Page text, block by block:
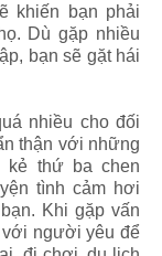
khiến bạn phải
Dù gặp nhiều
bạn sẽ gặt hái
nhiều cho đối
thận với những
kẻ thứ ba chen
tình cảm hơi
Khi gặp vấn
với người yêu để